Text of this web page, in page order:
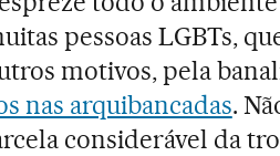
pessoas LGBTs,
motivos, pela
nas arquibancadas.
considerável da